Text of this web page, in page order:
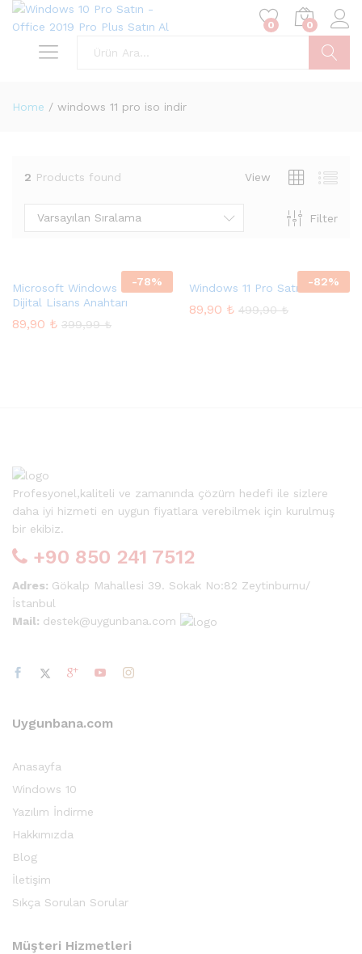
0 0
Home / windows 11 pro iso indir
2 Products found View
Filter
Varsayılan Sıralama
-78%
Microsoft Windows 11 Pro
Dijital Lisans Anahtarı
89,90 ₺ 399,99₺
-82%
Windows 11 Pro Satın Al
89,90 ₺ 499,90₺
Profesyonel,kaliteli ve zamanında çözüm hedefi ile sizlere
daha iyi hizmeti en uygun fiyatlara verebilmek için kurulmuş
bir ekibiz.
+90 850 241 7512
Adres: Gökalp Mahallesi 39. Sokak No:82 Zeytinburnu/
İstanbul
Mail: destek@uygunbana.com
Uygunbana.com
Anasayfa
Windows 10
Yazılım İndirme
Hakkımızda
Blog
İletişim
Sıkça Sorulan Sorular
Müşteri Hizmetleri